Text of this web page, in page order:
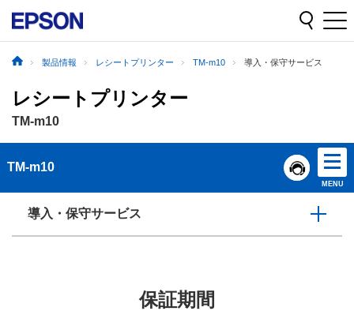
製品情報 レシートプリンター TM-m10 導入・保守サービス
レシートプリンター
TM-m10
TM-m10
MENU
導入・保守サービス
保証期間